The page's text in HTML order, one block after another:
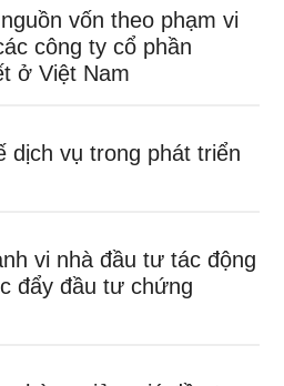
vốn theo phạm vi
công ty cổ phần
ở Việt Nam
dịch vụ trong phát triển
vi nhà đầu tư tác động
đẩy đầu tư chứng